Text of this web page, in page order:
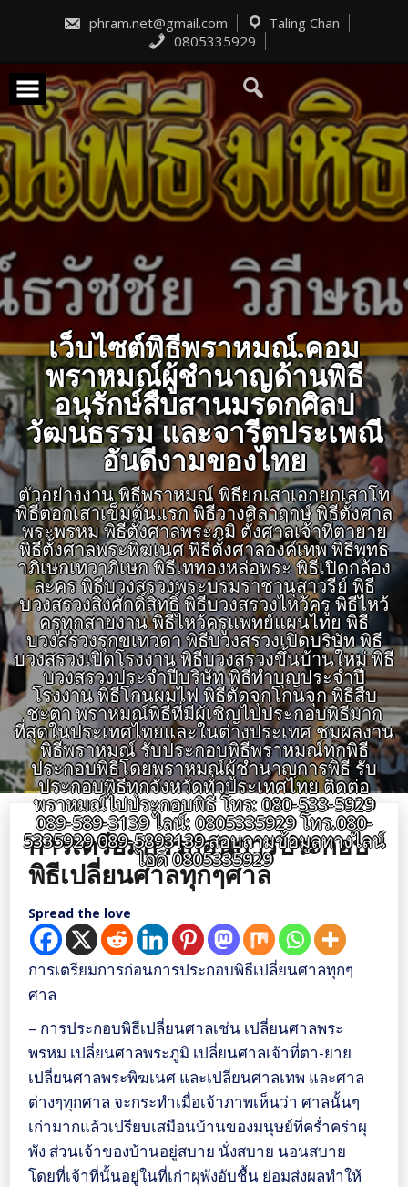
phram.net@gmail.com
Taling Chan
0805335929
เว็บไซต์พิธีพราหมณ์.คอม
พราหมณ์ผู้ชำนาญด้านพิธี
อนุรักษ์สืบสานมรดกศิลป
วัฒนธรรม และจารีตประเพณี
อันดีงามของไทย
ตัวอย่างงาน พิธีพราหมณ์ พิธียกเสาเอกยกเสาโท
พิธีตอกเสาเข็มต้นแรก พิธีวางศิลาฤกษ์ พิธีตั้งศาล
พระพรหม พิธีตั้งศาลพระภูมิ ตั้งศาลเจ้าที่ตายาย
พิธีตั้งศาลพระพิฆเนศ พิธีตั้งศาลองค์เทพ พิธีพุทธ
าภิเษกเทวาภิเษก พิธีเททองหล่อพระ พิธีเปิดกล้อง
ละคร พิธีบวงสรวงพระบรมราชานุสาวรีย์ พิธี
บวงสรวงสิ่งศักดิ์สิทธิ์ พิธีบวงสรวงไหว้ครู พิธีไหว้
ครูทุกสายงาน พิธีไหว้ครูแพทย์แผนไทย พิธี
บวงสรวงรุกขเทวดา พิธีบวงสรวงเปิดบริษัท พิธี
บวงสรวงเปิดโรงงาน พิธีบวงสรวงขึ้นบ้านใหม่ พิธี
บวงสรวงประจำปีบริษัท พิธีทำบุญประจำปี
โรงงาน พิธีโกนผมไฟ พิธีตัดจุกโกนจุก พิธีสืบ
ชะตา พราหมณ์พิธีที่มีผู้เชิญไปประกอบพิธีมาก
ที่สุดในประเทศไทยและในต่างประเทศ ชมผลงาน
พิธีพราหมณ์ รับประกอบพิธีพราหมณ์ทุกพิธี
ประกอบพิธีโดยพราหมณ์ผู้ชำนาญการพิธี รับ
ประกอบพิธีทุกจังหวัดทั่วประเทศไทย ติดต่อ
พราหมณ์ไปประกอบพิธี โทร: 080-533-5929
089-589-3139 ไลน์: 0805335929 โทร.080-
5335929 089-5893139 สอบถามข้อมูลทางไลน์
ไอดี 0805335929
การเตรียมการก่อนการประกอบ
พิธีเปลี่ยนศาลทุกๆศาล
Spread the love
การเตรียมการก่อนการประกอบพิธีเปลี่ยนศาลทุกๆ
ศาล
– การประกอบพิธีเปลี่ยนศาลเช่น เปลี่ยนศาลพระ
พรหม เปลี่ยนศาลพระภูมิ เปลี่ยนศาลเจ้าที่ตา-ยาย
เปลี่ยนศาลพระพิฆเนศ และเปลี่ยนศาลเทพ และศาล
ต่างๆทุกศาล จะกระทำเมื่อเจ้าภาพเห็นว่า ศาลนั้นๆ
เก่ามากแล้วเปรียบเสมือนบ้านของมนุษย์ที่คร่ำคร่าผุ
พัง ส่วนเจ้าของบ้านอยู่สบาย นั่งสบาย นอนสบาย
โดยที่เจ้าที่นั้นอยู่ในที่เก่าผุพังอับชื้น ย่อมส่งผลทำให้